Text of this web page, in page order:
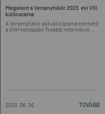
Megjelent a Versenytükör 2023. évi VIII.
különszáma
A Versenytükör aktuális száma elérhető
a GVH honlapján További információ ...
2023. 06. 26. TOVÁBB